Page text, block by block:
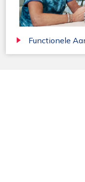
Functionele